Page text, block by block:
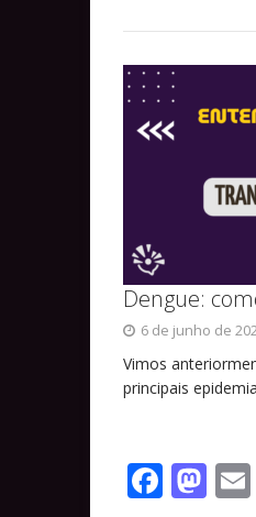
e
b
o
o
to
d
o
n
Dengue:
6 de junho de
Vimos
principais
F M